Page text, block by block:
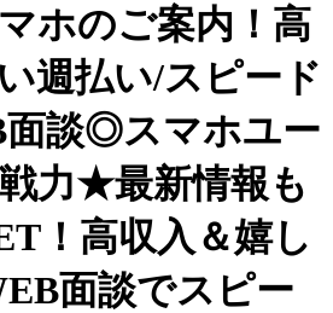
ホのご案内！高
週払い/スピード
面談◎スマホユー
力★最新情報も
！高収入＆嬉し
面談でスピー